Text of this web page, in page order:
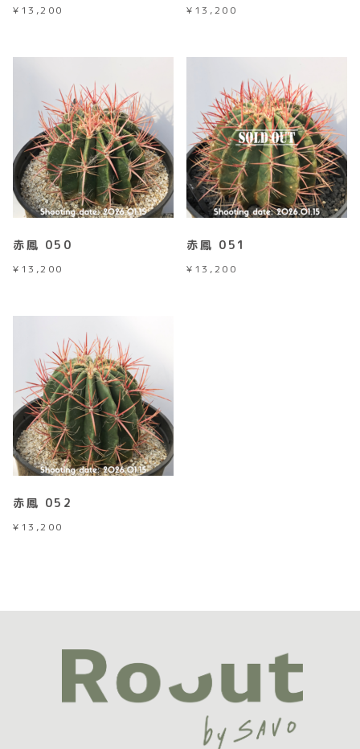
¥ 13,200 ¥ 13,200
赤鳳 050
¥ 13,200
赤鳳 051
¥ 13,200
赤鳳 052
¥ 13,200